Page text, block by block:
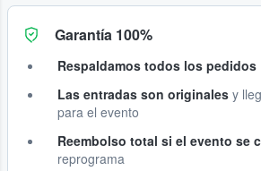
Garantía 100%
Respaldamos todos los pedidos
Las entradas son originales y
para el evento
Reembolso total si el evento se
reprograma